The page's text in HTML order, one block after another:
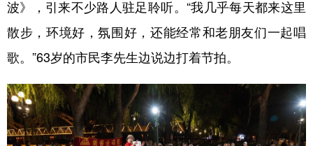
波》，引来不少路人驻足聆听。“我几乎每天都来这里
散步，环境好，氛围好，还能经常和老朋友们一起唱
歌。”63岁的市民李先生边说边打着节拍。